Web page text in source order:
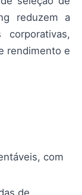
reduzem a
rendimento e
com